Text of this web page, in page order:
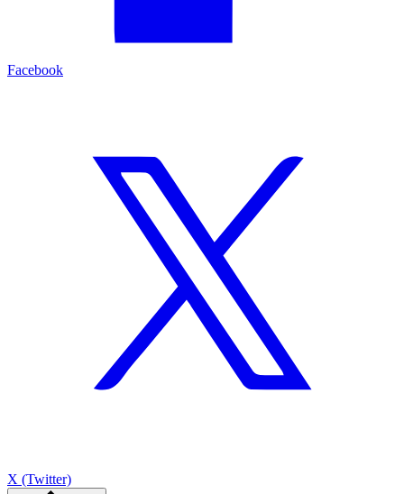
Facebook
X (Twitter)